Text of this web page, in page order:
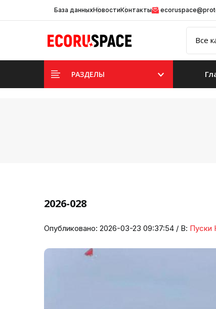
База данныхНовостиКонтакты
РАЗДЕЛЫ
2026-028
Опубликовано: 2026-03-23 09:37:54 / В: Пуски